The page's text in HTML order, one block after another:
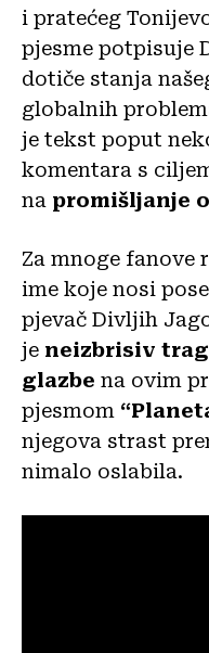
i pratećeg
pjesme potpisuje
dotiče stanja
globalnih
je tekst poput
komentara s
na promišljanje
Za mnoge fanove
ime koje nosi
pjevač Divljih
je neizbrisiv
glazbe na ovim
pjesmom
njegova strast
nimalo oslabila.